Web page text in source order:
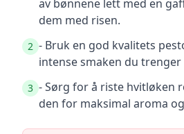
av bønnene lett med en
dem med risen.
2 - Bruk en god kvalitets
intense smaken du
3 - Sørg for å riste hvitløken
den for maksimal aroma